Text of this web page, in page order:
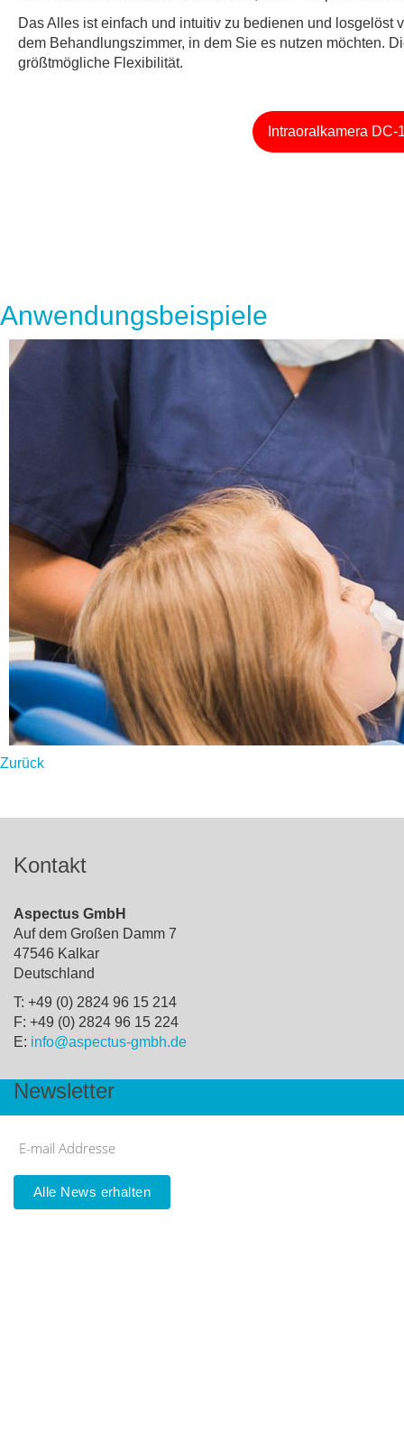
Das Alles ist einfach und intuitiv zu bedienen und losgelöst
dem Behandlungszimmer, in dem Sie es nutzen möchten.
größtmögliche Flexibilität.
Intraoralkamera
Anwendungsbeispiele
Zurück
Kontakt
Aspectus GmbH
Auf dem Großen Damm 7
47546 Kalkar
Deutschland
T: +49 (0) 2824 96 15 214
F: +49 (0) 2824 96 15 224
E: info@aspectus-gmbh.de
Newsletter